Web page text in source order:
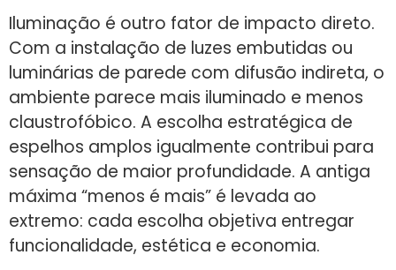
Iluminação é outro fator de impacto direto.
Com a instalação de luzes embutidas ou
luminárias de parede com difusão indireta, o
ambiente parece mais iluminado e menos
claustrofóbico. A escolha estratégica de
espelhos amplos igualmente contribui para
sensação de maior profundidade. A antiga
máxima “menos é mais” é levada ao
extremo: cada escolha objetiva entregar
funcionalidade, estética e economia.